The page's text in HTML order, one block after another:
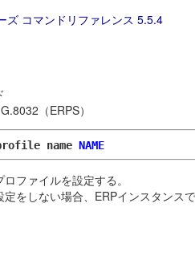
ズ コマンドリファレンス 5.5.4
（ERPS）
name NAME
ファイルを設定する。
をしない場合、ERPインスタン